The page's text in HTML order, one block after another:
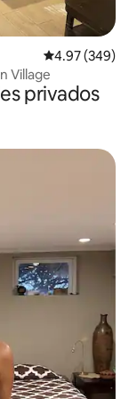
Calificación
4.97 (349)
Village
privados